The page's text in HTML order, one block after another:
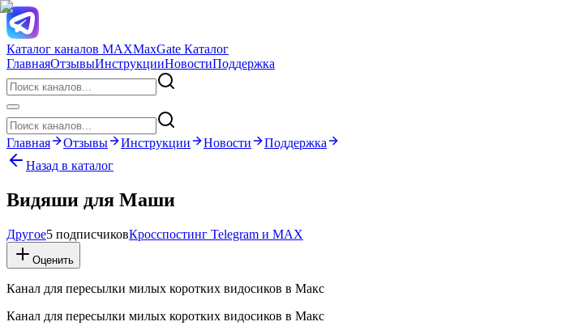
Каталог каналов MAXMaxGate Каталог
ГлавнаяОтзывыИнструкцииНовостиПоддержка
Главная Отзывы Инструкции Новости
Поддержка
Назад в каталог
Видяши для Маши
Другое5 подписчиковКросспостинг Telegram и MAX
Оценить
Канал для пересылки милых коротких видосиков в Макс
Канал для пересылки милых коротких видосиков в Макс